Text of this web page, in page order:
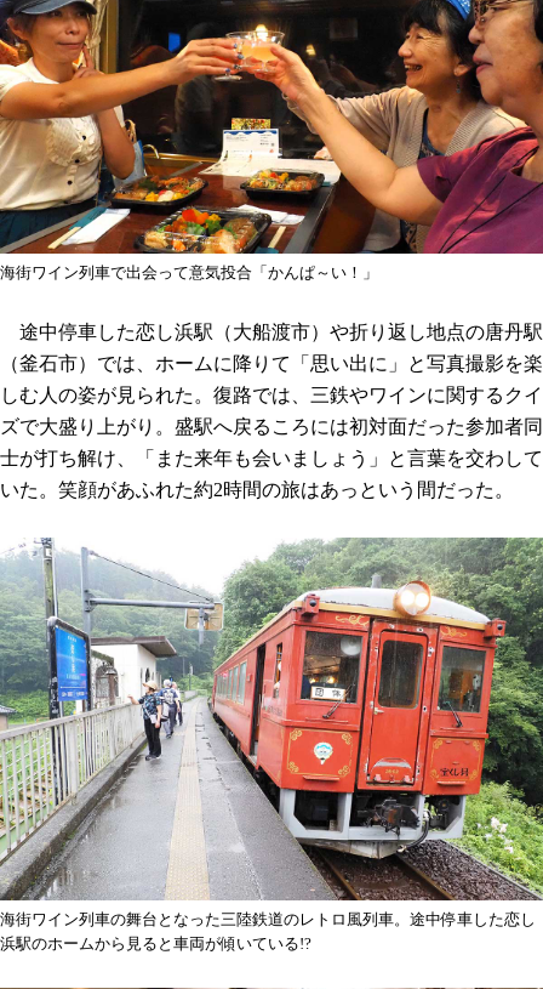
海街ワイン列車で出会って意気投合「かんぱ～い！」
途中停車した恋し浜駅（大船渡市）や折り返し地点の唐丹駅
（釜石市）では、ホームに降りて「思い出に」と写真撮影を楽
しむ人の姿が見られた。復路では、三鉄やワインに関するクイ
ズで大盛り上がり。盛駅へ戻るころには初対面だった参加者同
士が打ち解け、「また来年も会いましょう」と言葉を交わして
いた。笑顔があふれた約2時間の旅はあっという間だった。
海街ワイン列車の舞台となった三陸鉄道のレトロ風列車。途中停車した恋し
浜駅のホームから見ると車両が傾いている!?